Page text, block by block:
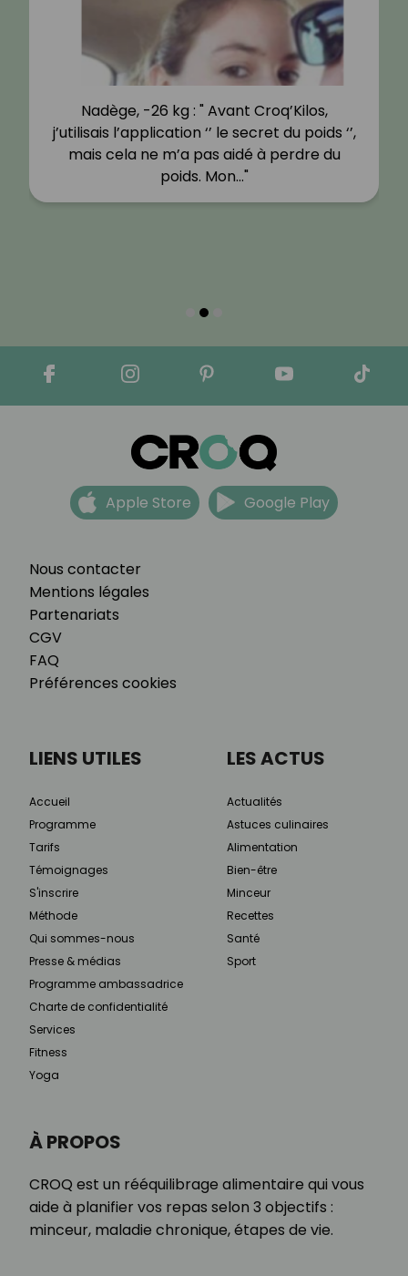
Nadège, -26 kg : " Avant Croq’Kilos,
j’utilisais l’application ‘’ le secret du poids ‘’,
mais cela ne m’a pas aidé à perdre du
poids. Mon…"
Nous contacter
Mentions légales
Partenariats
CGV
FAQ
Préférences cookies
Apple Store Google Play
À PROPOS
CROQ est un rééquilibrage alimentaire qui vous
aide à planifier vos repas selon 3 objectifs :
minceur, maladie chronique, étapes de vie.
LIENS UTILES
Accueil
Programme
Tarifs
Témoignages
S'inscrire
Méthode
Qui sommes-nous
Presse & médias
Programme ambassadrice
Charte de confidentialité
Services
Fitness
Yoga
LES ACTUS
Actualités
Astuces culinaires
Alimentation
Bien-être
Minceur
Recettes
Santé
Sport